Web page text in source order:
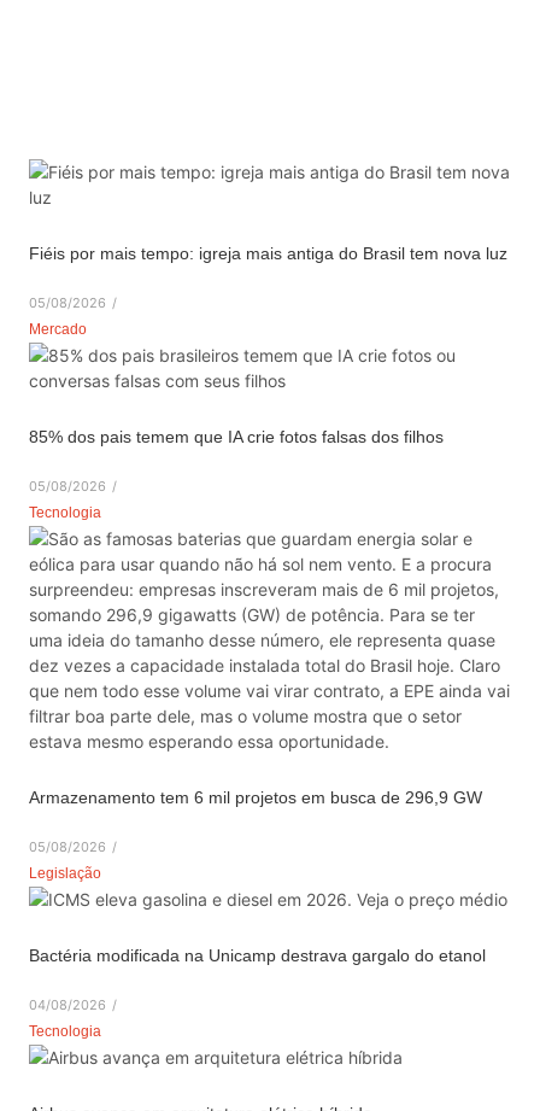
Fiéis por mais tempo: igreja mais antiga do Brasil tem nova luz
05/08/2026 /
Mercado
85% dos pais temem que IA crie fotos falsas dos filhos
05/08/2026 /
Tecnologia
Armazenamento tem 6 mil projetos em busca de 296,9 GW
05/08/2026 /
Legislação
Bactéria modificada na Unicamp destrava gargalo do etanol
04/08/2026 /
Tecnologia